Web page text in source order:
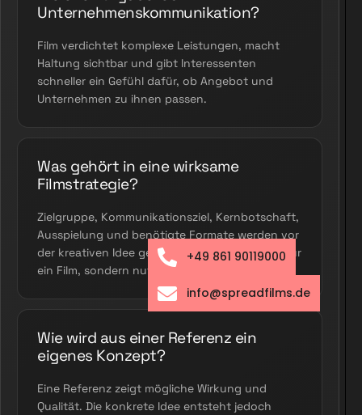
Unternehmenskommunikation?
Film verdichtet komplexe Leistungen, macht
Haltung sichtbar und gibt Interessenten
schneller ein Gefühl dafür, ob Angebot und
Unternehmen zu ihnen passen.
Was gehört in eine wirksame
Filmstrategie?
Zielgruppe, Kommunikationsziel, Kernbotschaft,
Ausspielung und benötigte Formate werden vor
der kreativen Idee geklärt. So entsteht nicht nur
ein Film, sondern nutzbarer Content.
Wie wird aus einer Referenz ein
eigenes Konzept?
Eine Referenz zeigt mögliche Wirkung und
Qualität. Die konkrete Idee entsteht jedoch
+49 861 90119000
info@spreadfilms.de